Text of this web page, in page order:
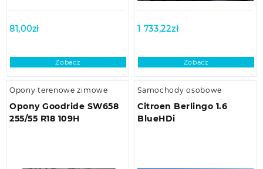
81,00zł
Zobacz
1 733,22zł
Zobacz
Opony terenowe zimowe
Opony Goodride SW658
255/55 R18 109H
Samochody osobowe
Citroen Berlingo 1.6
BlueHDi